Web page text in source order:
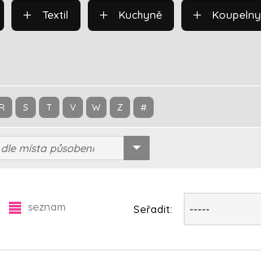
Textil Kuchyně Koupelny
R S T V W Z #
místa působení
seznam Seřadit: -----